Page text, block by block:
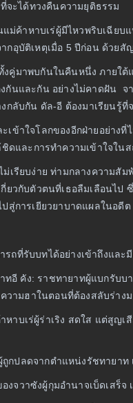
จะได้ทวงคืนความยุติธรรม
ม่ค้าหาบเร่ผู้มีไหวพริบเฉีย
กอุบัติเหตุเมื่อ 5 ปีก่อน ด้วย
คู่มาพบกันในคืนหนึ่ง ภายใ
นและกัน อย่างไม่คาดฝัน
กลับกัน ดัล-อี ต้องมาเรียนรู้
เข้าใจโลกของอีกฝ่ายอย่า
ดและการทำความเข้าใจใ
เรียบง่าย ท่ามกลางความสั
วกับตัวตนที่เธอลืมเลือนไป
สู่การเยียวยาบาดแผลในอ
ถที่รับบทได้อย่างเข้าถึงแล
ทอี คัง: ราชทายาทผู้แบกรับ
วามฮาในตอนที่ต้องสลับร่าง
าบเร่ผู้ร่าเริง สดใส แต่สูญ
กปลดจากตำแหน่งรัชทายาท
จวาซังผู้กุมอำนาจเบ็ดเสร็